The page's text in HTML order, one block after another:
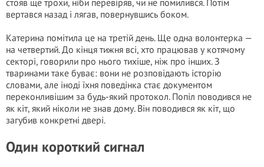
стояв ще трохи, ніби перевіряв, чи не помилився. Потім
вертався назад і лягав, повернувшись боком.
Катерина помітила це на третій день. Ще одна волонтерка —
на четвертий. До кінця тижня всі, хто працював у котячому
секторі, говорили про нього тихіше, ніж про інших. З
тваринами таке буває: вони не розповідають історію
словами, але іноді їхня поведінка стає документом
переконливішим за будь-який протокол. Попіл поводився не
як кіт, який ніколи не знав дому. Він поводився як кіт, що
загубив конкретні двері.
Один короткий сигнал